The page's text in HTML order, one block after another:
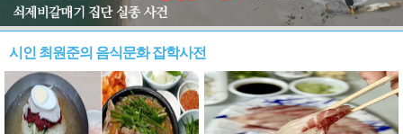
시인 최원준의 음식문화 잡학사전